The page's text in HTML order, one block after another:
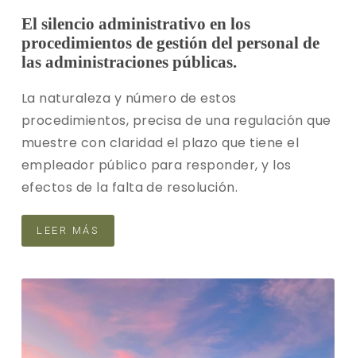
El silencio administrativo en los
procedimientos de gestión del personal de
las administraciones públicas.
La naturaleza y número de estos
procedimientos, precisa de una regulación que
muestre con claridad el plazo que tiene el
empleador público para responder, y los
efectos de la falta de resolución.
LEER MÁS